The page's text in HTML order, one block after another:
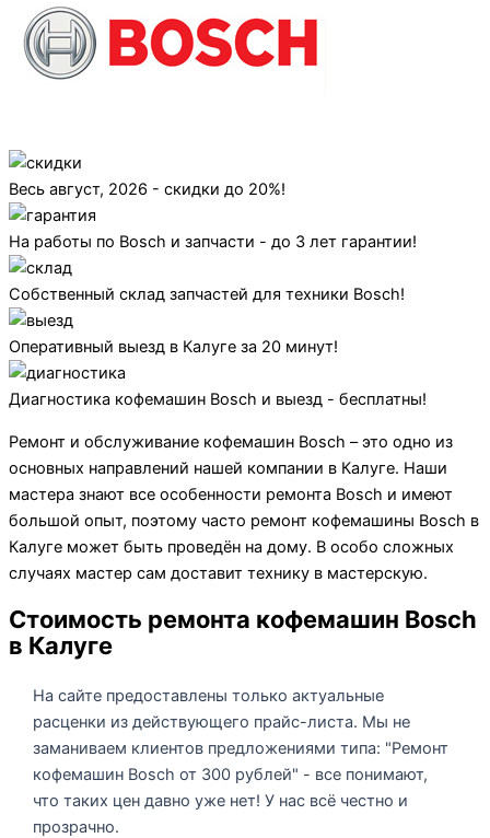
Весь август, 2026 - скидки до 20%!
На работы по Bosch и запчасти - до 3 лет гарантии!
Собственный склад запчастей для техники Bosch!
Оперативный выезд в Калуге за 20 минут!
Диагностика кофемашин Bosch и выезд - бесплатны!
Ремонт и обслуживание кофемашин Bosch – это одно из
основных направлений нашей компании в Калуге. Наши
мастера знают все особенности ремонта Bosch и имеют
большой опыт, поэтому часто ремонт кофемашины Bosch в
Калуге может быть проведён на дому. В особо сложных
случаях мастер сам доставит технику в мастерскую.
Стоимость ремонта кофемашин Bosch
в Калуге
На сайте предоставлены только актуальные
расценки из действующего прайс-листа. Мы не
заманиваем клиентов предложениями типа: "Ремонт
кофемашин Bosch от 300 рублей" - все понимают,
что таких цен давно уже нет! У нас всё честно и
прозрачно.